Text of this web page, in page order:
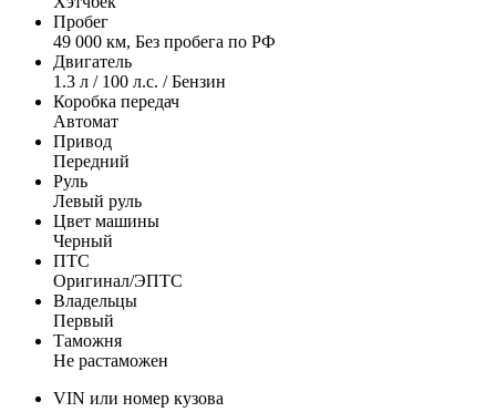
Пробег
49 000 км, Без пробега по РФ
Двигатель
1.3 л / 100 л.с. / Бензин
Коробка передач
Автомат
Привод
Передний
Руль
Левый руль
Цвет машины
Черный
ПТС
Оригинал/ЭПТС
Владельцы
Первый
Таможня
Не растаможен
VIN или номер кузова